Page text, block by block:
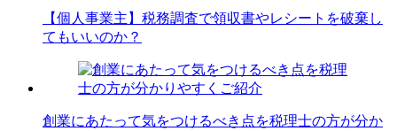
【個人事業主】税務調査で領収書やレシートを破棄し
てもいいのか？
創業にあたって気をつけるべき点を税理士の方が分か